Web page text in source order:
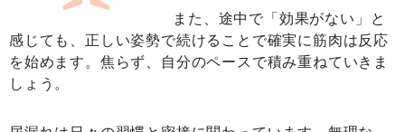
また、途中で「効果がない」と
感じても、正しい姿勢で続けることで確実に筋肉は反応
を始めます。焦らず、自分のペースで積み重ねていきま
しょう。